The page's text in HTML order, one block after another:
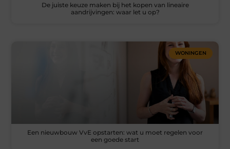
De juiste keuze maken bij het kopen van lineaire
aandrijvingen: waar let u op?
WONINGEN
Een nieuwbouw VvE opstarten: wat u moet regelen voor
een goede start